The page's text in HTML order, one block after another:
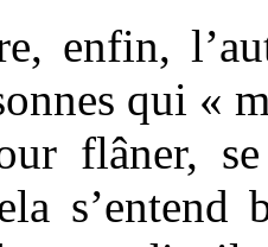
enfin,
qui «
flâner, se